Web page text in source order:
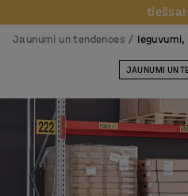
Jaunumi un tendences
JAUNUMI UN